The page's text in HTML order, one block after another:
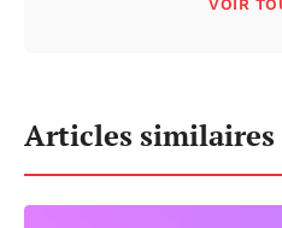
VOIR
Articles similaires